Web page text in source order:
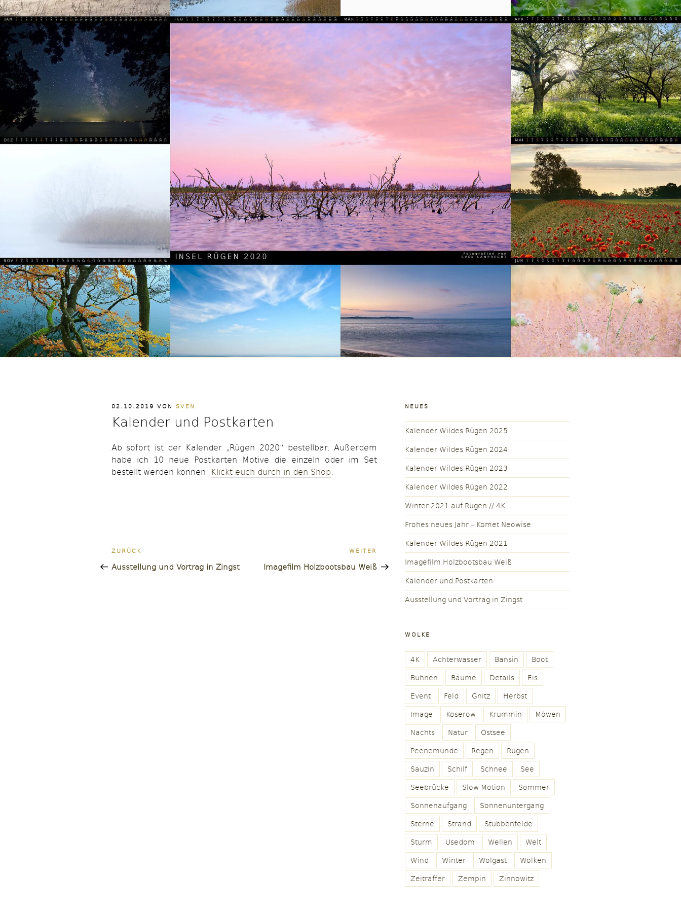
VERÖFFENTLICHT
02.10.2019 VON SVEN
Kalender und Postkarten
Ab sofort ist der Kalender „Rügen 2020“ bestellbar. Außerdem
habe ich 10 neue Postkarten Motive die einzeln oder im Set
bestellt werden können. Klickt euch durch in den Shop.
Beitragsnavigation
Vorheriger
Beitrag
ZURÜCK
Ausstellung und Vortrag in Zingst
Nächster
Beitrag
WEITER
Imagefilm Holzbootsbau Weiß
NEUES
Kalender Wildes Rügen 2025
Kalender Wildes Rügen 2024
Kalender Wildes Rügen 2023
Kalender Wildes Rügen 2022
Winter 2021 auf Rügen // 4K
Frohes neues Jahr – Komet Neowise
Kalender Wildes Rügen 2021
Imagefilm Holzbootsbau Weiß
Kalender und Postkarten
Ausstellung und Vortrag in Zingst
WOLKE
4K Achterwasser Bansin
Boot
Buhnen
Bäume Details
Eis
Event
Feld Gnitz
Herbst
Image
Koserow Krummin
Möwen
Nachts
Natur
Ostsee
Peenemünde
Regen
Rügen
Sauzin
Schilf Schnee
See
Seebrücke
Slow Motion
Sommer
Sonnenaufgang
Sonnenuntergang
Sterne
Strand
Stubbenfelde
Sturm
Usedom Wellen
Welt
Wind
Winter Wolgast
Wolken
Zeitraffer
Zempin Zinnowitz